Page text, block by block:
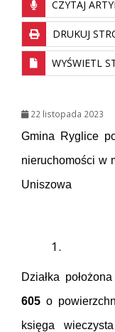
CZYTAJ
DRUKUJ
WYŚWIETL
22 listopada 2023
Gmina Ryglice
nieruchomości w
Uniszowa
Działka
605 o
księga